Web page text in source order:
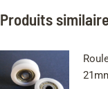
Produits